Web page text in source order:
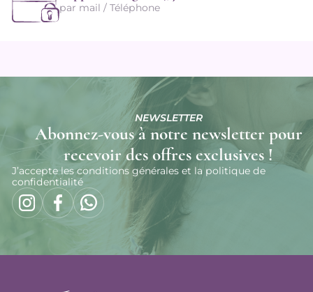
par mail / Téléphone
NEWSLETTER
Abonnez-vous à notre newsletter pour
recevoir des offres exclusives !
J’accepte les conditions générales et la politique de
confidentialité